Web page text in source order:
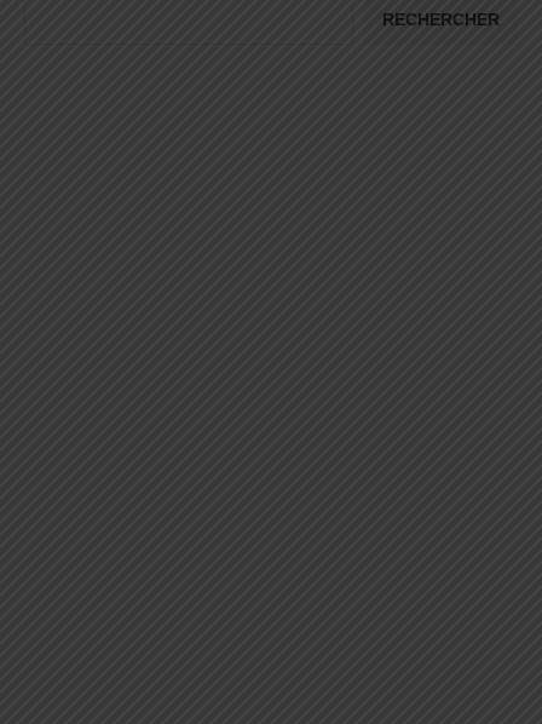
RECHERCHER